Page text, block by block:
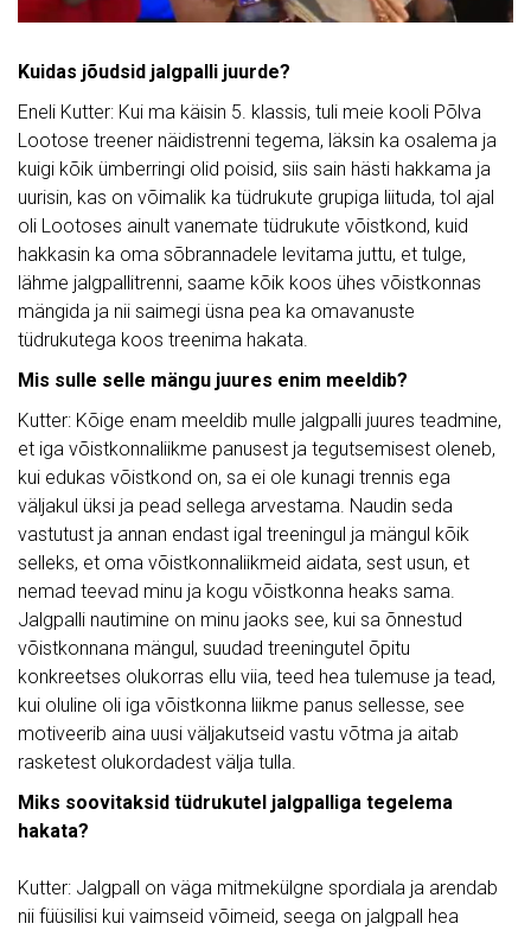
Kuidas jõudsid jalgpalli juurde?
Eneli Kutter: Kui ma käisin 5. klassis, tuli meie kooli Põlva
Lootose treener näidistrenni tegema, läksin ka osalema ja
kuigi kõik ümberringi olid poisid, siis sain hästi hakkama ja
uurisin, kas on võimalik ka tüdrukute grupiga liituda, tol ajal
oli Lootoses ainult vanemate tüdrukute võistkond, kuid
hakkasin ka oma sõbrannadele levitama juttu, et tulge,
lähme jalgpallitrenni, saame kõik koos ühes võistkonnas
mängida ja nii saimegi üsna pea ka omavanuste
tüdrukutega koos treenima hakata.
Mis sulle selle mängu juures enim meeldib?
Kutter: Kõige enam meeldib mulle jalgpalli juures teadmine,
et iga võistkonnaliikme panusest ja tegutsemisest oleneb,
kui edukas võistkond on, sa ei ole kunagi trennis ega
väljakul üksi ja pead sellega arvestama. Naudin seda
vastutust ja annan endast igal treeningul ja mängul kõik
selleks, et oma võistkonnaliikmeid aidata, sest usun, et
nemad teevad minu ja kogu võistkonna heaks sama.
Jalgpalli nautimine on minu jaoks see, kui sa õnnestud
võistkonnana mängul, suudad treeningutel õpitu
konkreetses olukorras ellu viia, teed hea tulemuse ja tead,
kui oluline oli iga võistkonna liikme panus sellesse, see
motiveerib aina uusi väljakutseid vastu võtma ja aitab
rasketest olukordadest välja tulla.
Miks soovitaksid tüdrukutel jalgpalliga tegelema
hakata?
Kutter: Jalgpall on väga mitmekülgne spordiala ja arendab
nii füüsilisi kui vaimseid võimeid, seega on jalgpall hea